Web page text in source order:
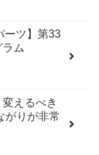
ーツ】第33
ム
えるべき
がりが非常